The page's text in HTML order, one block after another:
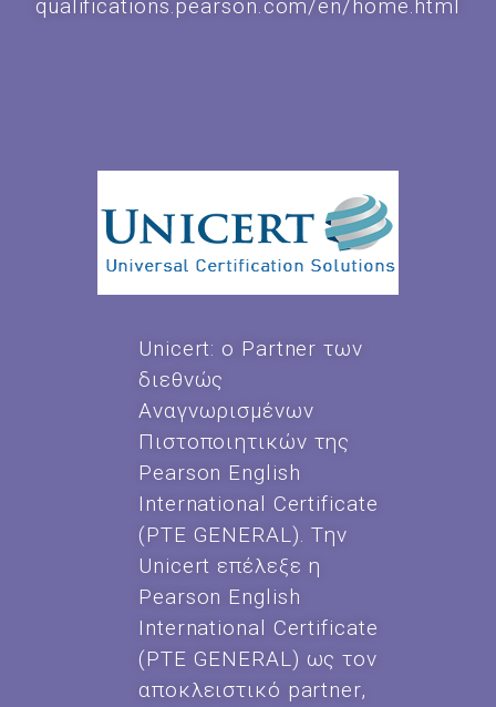
qualifications.pearson.com/en/home.html
Unicert: ο Partner των
διεθνώς
Αναγνωρισμένων
Πιστοποιητικών της
Pearson English
International Certificate
(PTE GENERAL). Την
Unicert επέλεξε η
Pearson English
International Certificate
(PTE GENERAL) ως τον
αποκλειστικό partner,